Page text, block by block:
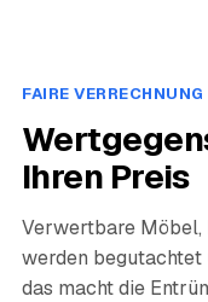
FAIRE VERRECHNUNG
Ihren Preis
Verwertbare Möbel,
werden
das macht die